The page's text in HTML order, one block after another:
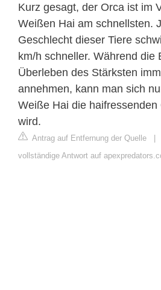
Kurz gesagt, der Orca ist im
Weißen Hai am schnellsten.
Geschlecht dieser Tiere
km/h schneller. Während die
Überleben des Stärksten
annehmen, kann man sich
Weiße Hai die haifressenden
wird.
Antrag auf Entfernung der Quelle |
vollständige Antwort auf